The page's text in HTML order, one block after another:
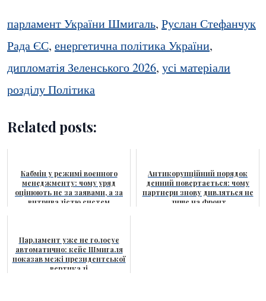
парламент України Шмигаль, Руслан Стефанчук
Рада ЄС, енергетична політика України,
дипломатія Зеленського 2026, усі матеріали
розділу Політика
Related posts:
Кабмін у режимі воєнного
менеджменту: чому уряд
оцінюють не за заявами, а за
витривалістю систем
Антикорупційний порядок
денний повертається: чому
партнери знову дивляться не
лише на фронт
Парламент уже не голосує
автоматично: кейс Шмигаля
показав межі президентської
вертикалі